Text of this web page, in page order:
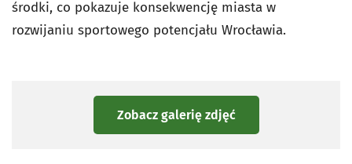
środki, co pokazuje konsekwencję miasta w
rozwijaniu sportowego potencjału Wrocławia.
Zobacz galerię zdjęć